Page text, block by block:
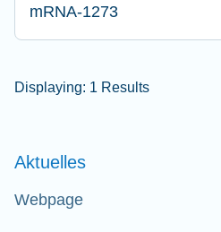
Displaying: 1 Results
Aktuelles
Webpage